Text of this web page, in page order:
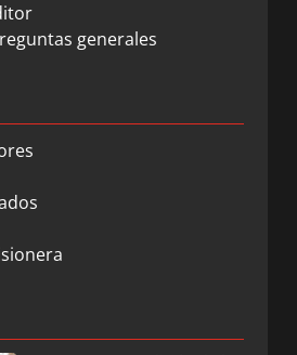
generales